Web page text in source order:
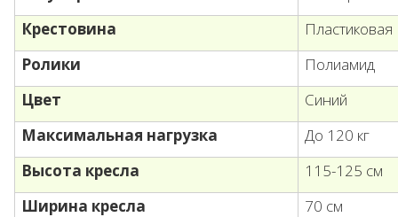
Крестовина
Пластиковая
Ролики
Полиамид
Цвет
Синий
Максимальная нагрузка
До 120 кг
Высота кресла
115-125 см
Ширина кресла
70 см